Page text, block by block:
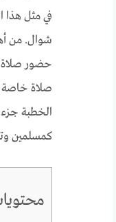
في مثل هذا
شوال. من
حضور صلاة
صلاة خاصة
الخطبة جزء
كمسلمين